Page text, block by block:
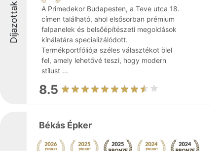
Díjazottak
A Primedekor Budapesten, a Teve utca 18.
címen található, ahol elsősorban prémium
falpanelek és belsőépítészeti megoldások
kínálatára specializálódott.
Termékportfóliója széles választékot ölel
fel, amely lehetővé teszi, hogy modern
stílust ...
8.5
Békás Épker